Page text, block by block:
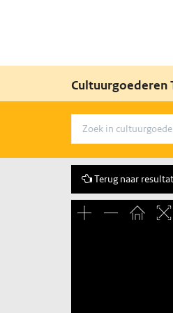
Cultuurgoederen
Terug naar